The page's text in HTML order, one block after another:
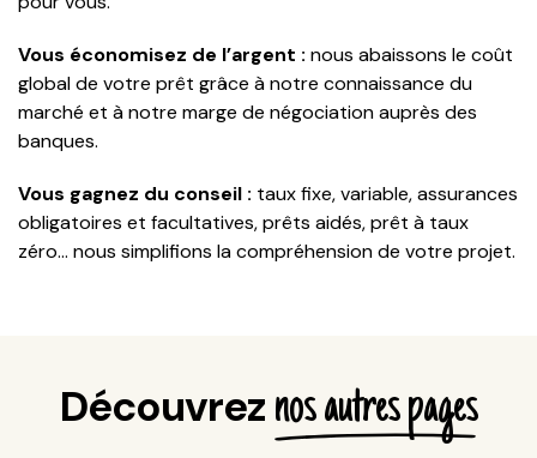
Vous économisez de l’argent : nous abaissons le coût
global de votre prêt grâce à notre connaissance du
marché et à notre marge de négociation auprès des
banques.
Vous gagnez du conseil : taux fixe, variable, assurances
obligatoires et facultatives, prêts aidés, prêt à taux
zéro… nous simplifions la compréhension de votre projet.
Découvreznos autres pages